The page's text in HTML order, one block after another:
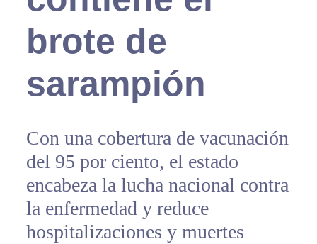
brote de
sarampión
Con una cobertura de vacunación
del 95 por ciento, el estado
encabeza la lucha nacional contra
la enfermedad y reduce
hospitalizaciones y muertes